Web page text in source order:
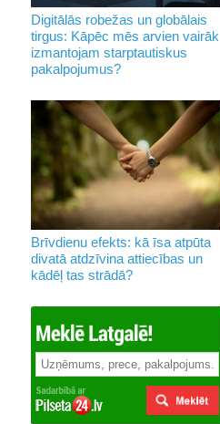
Digitālās robežas un globālais
tirgus: Kāpēc mēs arvien vairāk
izmantojam starptautiskus
pakalpojumus?
Brīvdienu efekts: kā īsa atpūta
divatā atdzīvina attiecības un
kādēļ tas strādā?